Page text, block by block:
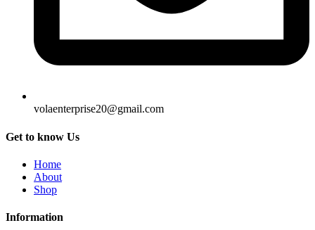
volaenterprise20@gmail.com
Get to know Us
Home
About
Shop
Information